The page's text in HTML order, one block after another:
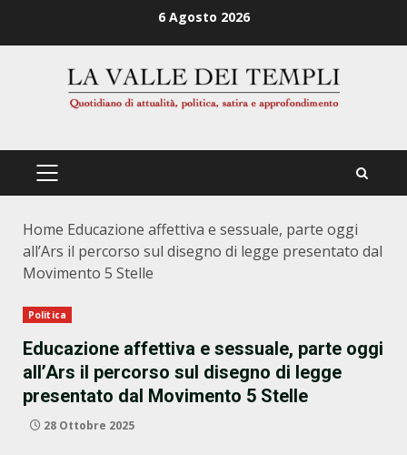
6 Agosto 2026
PRIMÄRES
Home Educazione affettiva e sessuale, parte oggi
all’Ars il percorso sul disegno di legge presentato dal
Movimento 5 Stelle
Politica
Educazione affettiva e sessuale, parte oggi
all’Ars il percorso sul disegno di legge
presentato dal Movimento 5 Stelle
28 Ottobre 2025